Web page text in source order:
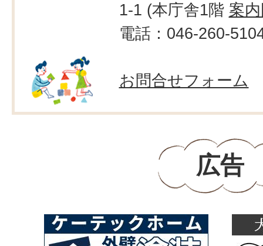
1-1 (本庁舎1階 案
電話：046-260-
お問合せフォーム
広告